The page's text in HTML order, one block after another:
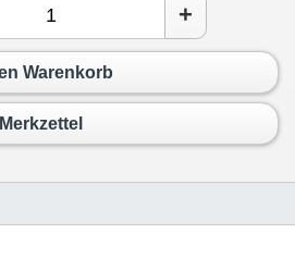
+
Warenkorb
Merkzettel